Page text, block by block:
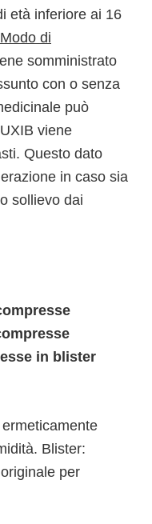
età inferiore ai 16
Modo di
somministrato
con o senza
può
viene
Questo dato
in caso sia
sollievo dai
in blister
Blister:
per